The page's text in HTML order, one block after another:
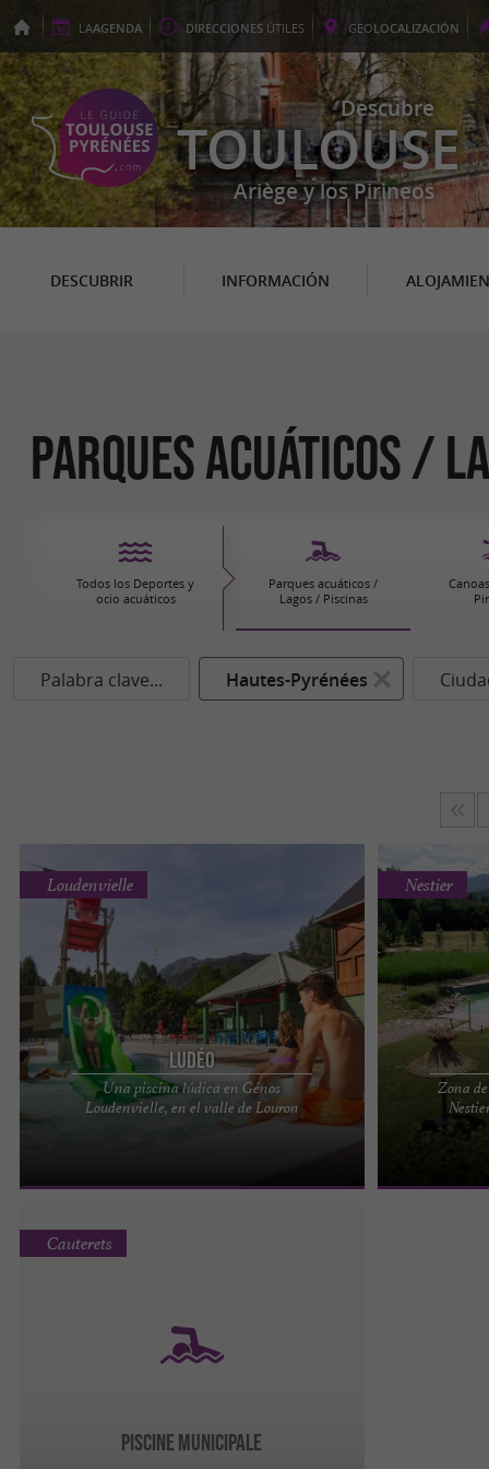
LAAGENDA DIRECCIONES ÚTILES GEOLOCALIZACIÓN
Descubre
TOULOUSE
Ariège y los Pirineos
DESCUBRIR INFORMACIÓN
Parques acuáticos /
Todos los Deportes y
ocio acuáticos
Parques acuáticos /
Lagos / Piscinas
Palabra clave... Hautes-Pyrénées
Ludéo
Una piscina lúdica en Génos
Loudenvielle, en el valle de Louron
Loudenvielle
LUDEO EN LOUDENVIELLE: EL ESPACIO ACUÁTICO
FAMILIAR DEFINITIVO Una piscina en el corazón
Zona
Nestier
Ôcybelle,
todo el
PISCINE MUNICIPALE
Cauterets